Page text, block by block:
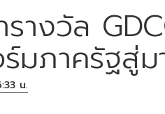
างวัล
มภาครัฐสู่ม
น.